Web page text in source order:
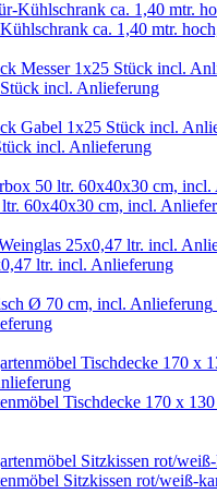
ca. 1,40 mtr.
incl. Anlieferung
incl. Anlieferung
60x40x30 cm, incl.
ltr. incl. Anlieferung
Tischdecke 170 x
Sitzkissen rot/weiß-